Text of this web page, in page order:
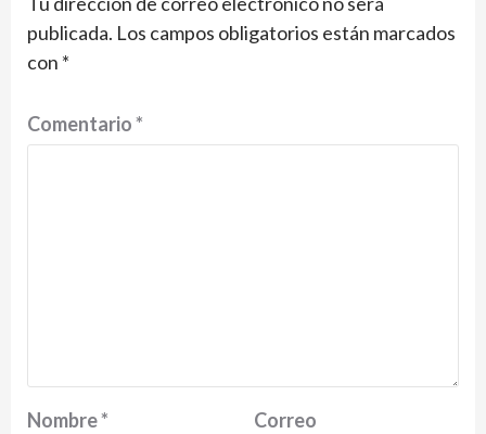
publicada. Los campos obligatorios están marcados
con *
Comentario*
Nombre*
Correo